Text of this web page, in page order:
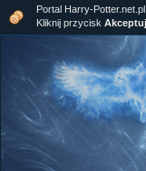
Portal Harry-
Kliknij przycisk